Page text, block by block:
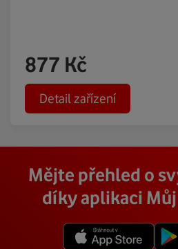
877 Kč
Detail zařízení
Mějte přehled o
díky aplikaci